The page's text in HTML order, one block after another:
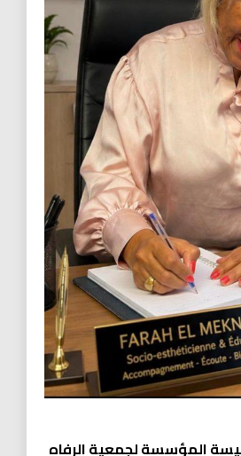
المؤسسة لجمعية الرفاه